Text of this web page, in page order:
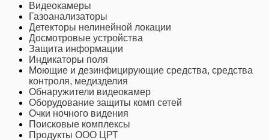
Видеокамеры
Газоанализаторы
Детекторы нелинейной локации
Досмотровые устройства
Защита информации
Индикаторы поля
Моющие и дезинфицирующие средства, средства
контроля, медизделия
Обнаружители видеокамер
Оборудование защиты комп сетей
Очки ночного видения
Поисковые комплексы
Продукты ООО ЦРТ